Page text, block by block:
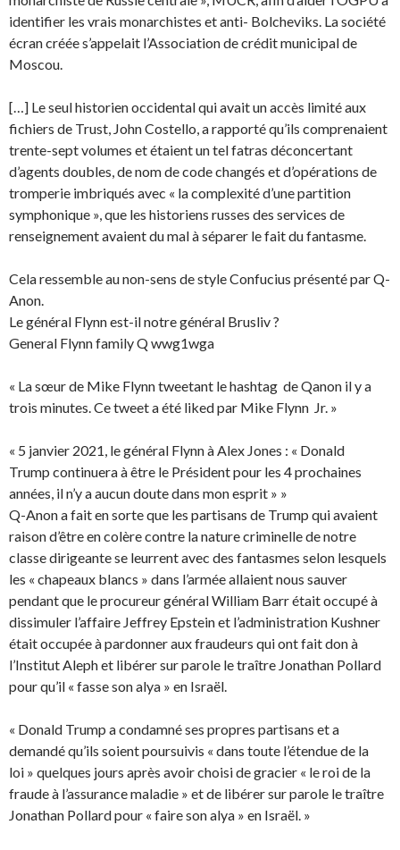
identifier les vrais monarchistes et anti- Bolcheviks. La société
écran créée s’appelait l’Association de crédit municipal de
Moscou.
[…] Le seul historien occidental qui avait un accès limité aux
fichiers de Trust, John Costello, a rapporté qu’ils comprenaient
trente-sept volumes et étaient un tel fatras déconcertant
d’agents doubles, de nom de code changés et d’opérations de
tromperie imbriqués avec « la complexité d’une partition
symphonique », que les historiens russes des services de
renseignement avaient du mal à séparer le fait du fantasme.
Cela ressemble au non-sens de style Confucius présenté par Q-
Anon.
Le général Flynn est-il notre général Brusliv ?
General Flynn family Q wwg1wga
« La sœur de Mike Flynn tweetant le hashtag de Qanon il y a
trois minutes. Ce tweet a été liked par Mike Flynn Jr. »
« 5 janvier 2021, le général Flynn à Alex Jones : « Donald
Trump continuera à être le Président pour les 4 prochaines
années, il n’y a aucun doute dans mon esprit » »
Q-Anon a fait en sorte que les partisans de Trump qui avaient
raison d’être en colère contre la nature criminelle de notre
classe dirigeante se leurrent avec des fantasmes selon lesquels
les « chapeaux blancs » dans l’armée allaient nous sauver
pendant que le procureur général William Barr était occupé à
dissimuler l’affaire Jeffrey Epstein et l’administration Kushner
était occupée à pardonner aux fraudeurs qui ont fait don à
l’Institut Aleph et libérer sur parole le traître Jonathan Pollard
pour qu’il « fasse son alya » en Israël.
« Donald Trump a condamné ses propres partisans et a
demandé qu’ils soient poursuivis « dans toute l’étendue de la
loi » quelques jours après avoir choisi de gracier « le roi de la
fraude à l’assurance maladie » et de libérer sur parole le traître
Jonathan Pollard pour « faire son alya » en Israël. »